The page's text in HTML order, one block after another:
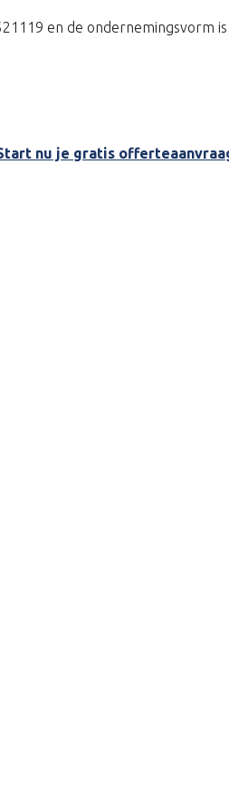
en de ondernemingsvorm
nu je gratis